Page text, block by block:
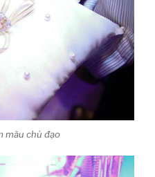
màu chủ đạo